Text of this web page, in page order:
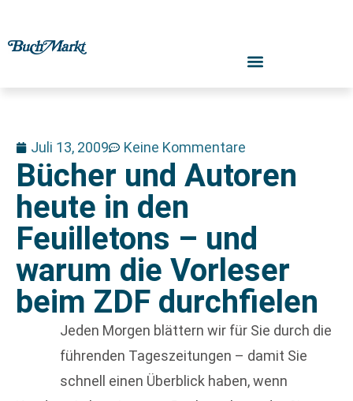
Juli 13, 2009 Keine Kommentare
Bücher und Autoren
heute in den
Feuilletons – und
warum die Vorleser
beim ZDF durchfielen
Jeden Morgen blättern wir für Sie durch die
führenden Tageszeitungen – damit Sie
schnell einen Überblick haben, wenn